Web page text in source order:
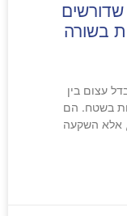
שדורשים
בשורה
עצום בין
בשטח. הם
אלא השקעה